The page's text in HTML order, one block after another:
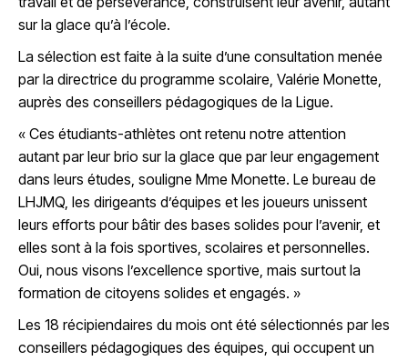
sur la glace qu’à l’école.
La sélection est faite à la suite d’une consultation menée
par la directrice du programme scolaire, Valérie Monette,
auprès des conseillers pédagogiques de la Ligue.
« Ces étudiants-athlètes ont retenu notre attention
autant par leur brio sur la glace que par leur engagement
dans leurs études, souligne Mme Monette. Le bureau de
LHJMQ, les dirigeants d’équipes et les joueurs unissent
leurs efforts pour bâtir des bases solides pour l’avenir, et
elles sont à la fois sportives, scolaires et personnelles.
Oui, nous visons l’excellence sportive, mais surtout la
formation de citoyens solides et engagés. »
Les 18 récipiendaires du mois ont été sélectionnés par les
conseillers pédagogiques des équipes, qui occupent un